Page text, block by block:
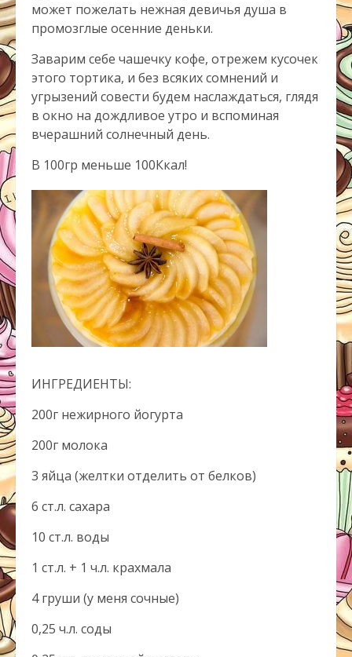
может пожелать нежная девичья душа в
промозглые осенние деньки.
Заварим себе чашечку кофе, отрежем кусочек
этого тортика, и без всяких сомнений и
угрызений совести будем наслаждаться, глядя
в окно на дождливое утро и вспоминая
вчерашний солнечный день.
В 100гр меньше 100Ккал!
ИНГРЕДИЕНТЫ:
200г нежирного йогурта
200г молока
3 яйца (желтки отделить от белков)
6 ст.л. сахара
10 ст.л. воды
1 ст.л. + 1 ч.л. крахмала
4 груши (у меня сочные)
0,25 ч.л. соды